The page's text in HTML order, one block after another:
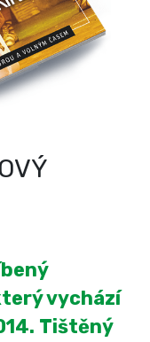
vychází
Tištěný